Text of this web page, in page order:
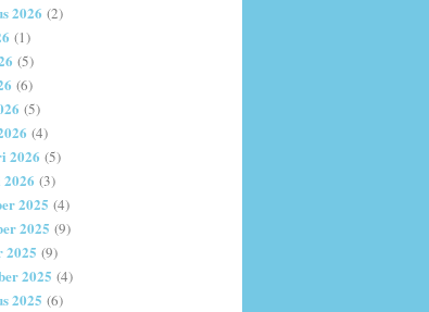
2026 (2)
(1)
(5)
(6)
(5)
(4)
2026 (5)
(3)
2025 (4)
2025 (9)
2025 (9)
2025 (4)
2025 (6)